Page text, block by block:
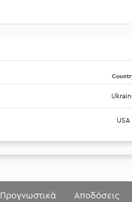
USA
Προγνωστικά Αποδόσεις